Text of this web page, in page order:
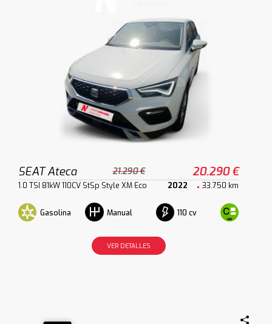
SEAT Ateca 21.290 € 20.290 €
1.0 TSI 81kW 110CV StSp Style XM Eco 2022 33.750 km
Gasolina Manual 110 cv
VER DETALLES